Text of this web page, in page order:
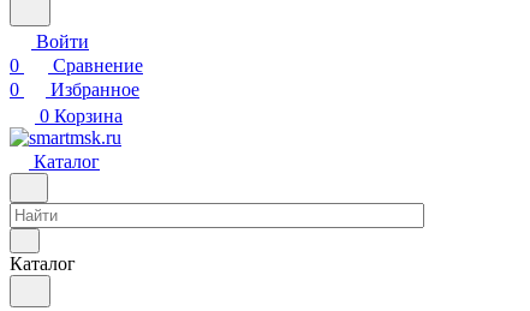
Войти
0
Сравнение
0
Избранное
0 Корзина
Каталог
Каталог